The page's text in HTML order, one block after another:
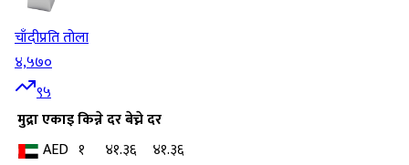
चाँदीप्रति तोला
४,५७०
९५
मुद्राएकाइकिन्ने दरबेच्ने दर
AED १ ४१.३६
४१.३६